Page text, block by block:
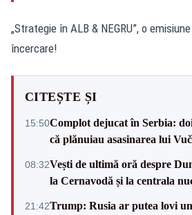
„Strategie în ALB & NEGRU”, o
încercare!
CITEȘTE ȘI
15:50Complot dejucat în Serbia:
că plănuiau asasinarea lui
08:32Vești de ultimă oră despre
la Cernavodă și la centrala
21:42Trump: Rusia ar putea lovi